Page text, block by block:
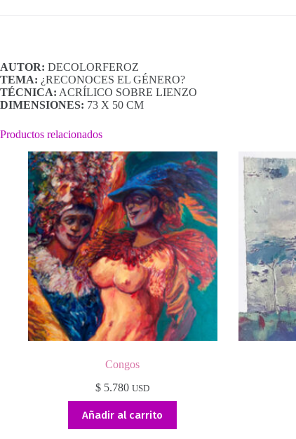
AUTOR: DECOLORFEROZ
TEMA: ¿RECONOCES EL GÉNERO?
TÉCNICA: ACRÍLICO SOBRE LIENZO
DIMENSIONES: 73 X 50 CM
Productos relacionados
Congos
$ 5.780 USD
Añadir al carrito